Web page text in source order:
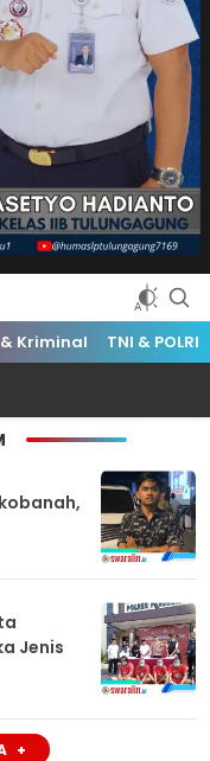
Kriminal TNI & POLRI
Jenis
+